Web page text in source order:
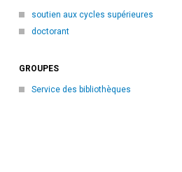
soutien aux cycles supérieures
doctorant
GROUPES
Service des bibliothèques